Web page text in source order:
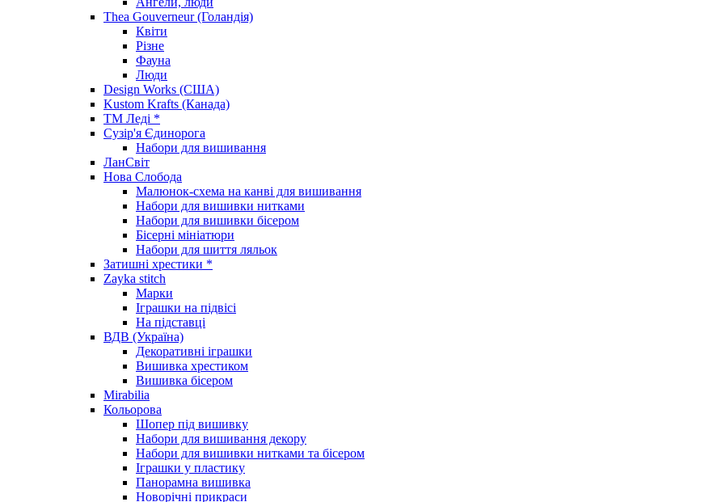
Thea Gouverneur (Голандія)
Квіти
Різне
Фауна
Люди
Design Works (США)
Kustom Krafts (Канада)
ТМ Леді *
Сузір'я Єдинорога
Набори для вишивання
ЛанСвіт
Нова Слобода
Малюнок-схема на канві для вишивання
Набори для вишивки нитками
Набори для вишивки бісером
Бісерні мініатюри
Набори для шиття ляльок
Затишні хрестики *
Zayka stitch
Марки
Іграшки на підвісі
На підставці
ВДВ (Україна)
Декоративні іграшки
Вишивка хрестиком
Вишивка бісером
Mirabilia
Кольорова
Шопер під вишивку
Набори для вишивання декору
Набори для вишивки нитками та бісером
Іграшки у пластику
Панорамна вишивка
Новорічні прикраси